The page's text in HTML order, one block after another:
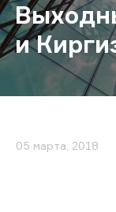
и
05 марта, 2018